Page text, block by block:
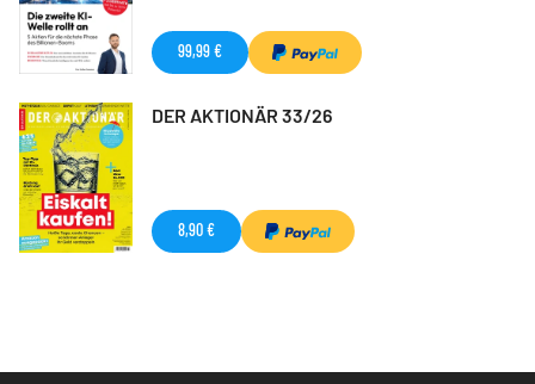
99,99 €
DER AKTIONÄR 33/26
8,90 €